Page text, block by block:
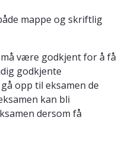
mappe og skriftlig
være godkjent for å få
godkjente
opp til eksamen de
kan bli
dersom få